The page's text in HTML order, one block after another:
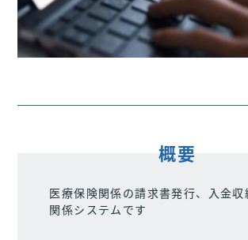
概要
医療保険関係の請求書発行、入金収
関係システムです